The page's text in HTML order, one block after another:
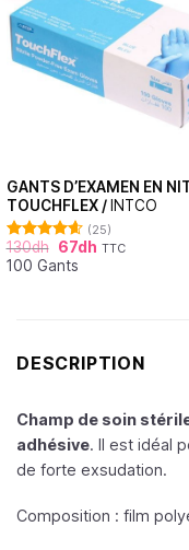
GANTS D’EXAMEN EN
TOUCHFLEX / INTCO
Note4.60
sur 5
(25)
130dh 67dh TTC
100 Gants
DESCRIPTION
Champ de soin
adhésive. Il est idéal
de forte exsudation.
Composition : film